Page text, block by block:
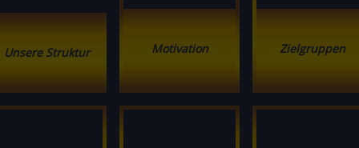
Unsere Struktur Motivation Zielgruppen